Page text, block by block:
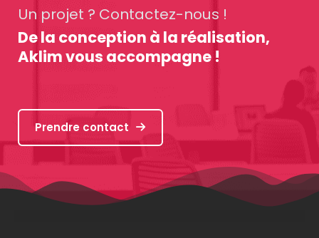
Un projet ? Contactez-nous !
De la conception à la réalisation,
Aklim vous accompagne !
Prendre contact